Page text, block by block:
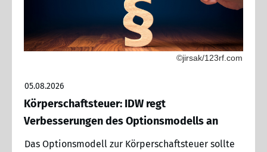
©jirsak/123rf.com
05.08.2026
Körperschaftsteuer: IDW regt
Verbesserungen des Optionsmodells an
Das Optionsmodell zur Körperschaftsteuer sollte